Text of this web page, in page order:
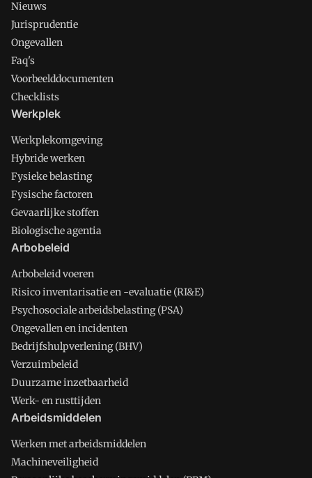
Nieuws
Jurisprudentie
Ongevallen
Faq's
Voorbeelddocumenten
Checklists
Werkplek
Werkplekomgeving
Hybride werken
Fysieke belasting
Fysische factoren
Gevaarlijke stoffen
Biologische agentia
Arbobeleid
Arbobeleid voeren
Risico inventarisatie en -evaluatie (RI&E)
Psychosociale arbeidsbelasting (PSA)
Ongevallen en incidenten
Bedrijfshulpverlening (BHV)
Verzuimbeleid
Duurzame inzetbaarheid
Werk- en rusttijden
Arbeidsmiddelen
Werken met arbeidsmiddelen
Machineveiligheid